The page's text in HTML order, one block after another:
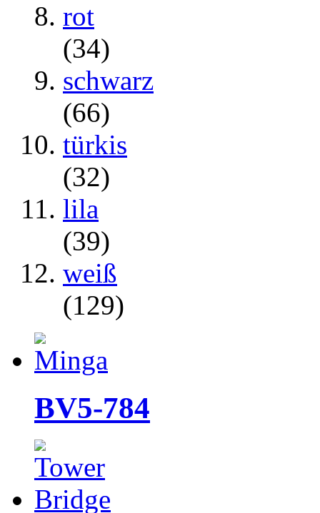
rot
(34)
schwarz
(66)
türkis
(32)
lila
(39)
weiß
(129)
BV5-784